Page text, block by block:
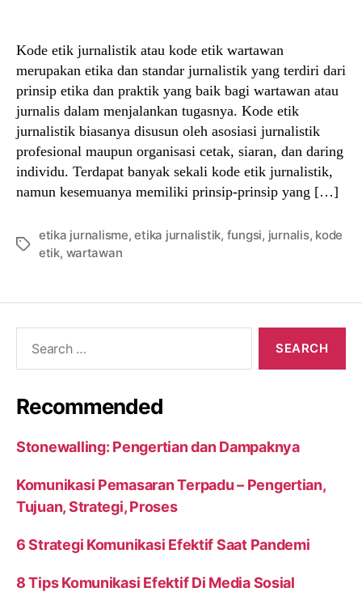
Kode etik jurnalistik atau kode etik wartawan
merupakan etika dan standar jurnalistik yang terdiri dari
prinsip etika dan praktik yang baik bagi wartawan atau
jurnalis dalam menjalankan tugasnya. Kode etik
jurnalistik biasanya disusun oleh asosiasi jurnalistik
profesional maupun organisasi cetak, siaran, dan daring
individu. Terdapat banyak sekali kode etik jurnalistik,
namun kesemuanya memiliki prinsip-prinsip yang […]
Tags
etika jurnalisme,etika jurnalistik, fungsi, jurnalis, kode
etik, wartawan
Recommended
Stonewalling: Pengertian dan Dampaknya
Komunikasi Pemasaran Terpadu – Pengertian,
Tujuan, Strategi, Proses
6 Strategi Komunikasi Efektif Saat Pandemi
8 Tips Komunikasi Efektif Di Media Sosial